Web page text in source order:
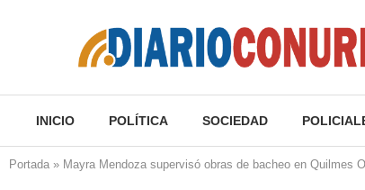
INICIO POLÍTICA SOCIEDAD
Portada » Mayra Mendoza supervisó obras de bacheo en Quilmes